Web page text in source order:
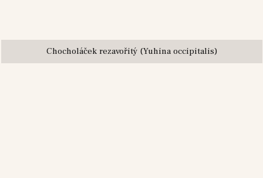
Chocholáček rezavořitý (Yuhina occipitalis)